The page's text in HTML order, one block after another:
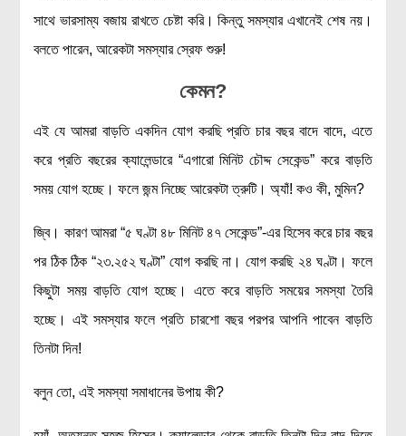
সাথে ভারসাম্য বজায় রাখতে চেষ্টা করি। কিন্তু সমস্যার এখানেই শেষ নয়।
বলতে পারেন, আরেকটা সমস্যার স্রেফ শুরু!
কেমন?
এই যে আমরা বাড়তি একদিন যোগ করছি প্রতি চার বছর বাদে বাদে, এতে
করে প্রতি বছরের ক্যালেন্ডারে “এগারো মিনিট চৌদ্দ সেকেন্ড” করে বাড়তি
সময় যোগ হচ্ছে। ফলে জন্ম নিচ্ছে আরেকটা ত্রুটি। অ্যাঁ! কও কী, মুমিন?
জ্বি। কারণ আমরা “৫ ঘণ্টা ৪৮ মিনিট ৪৭ সেকেন্ড”-এর হিসেব করে চার বছর
পর ঠিক ঠিক “২৩.২৫২ ঘণ্টা” যোগ করছি না। যোগ করছি ২৪ ঘণ্টা। ফলে
কিছুটা সময় বাড়তি যোগ হচ্ছে। এতে করে বাড়তি সময়ের সমস্যা তৈরি
হচ্ছে। এই সমস্যার ফলে প্রতি চারশো বছর পরপর আপনি পাবেন বাড়তি
তিনটা দিন!
বলুন তো, এই সমস্যা সমাধানের উপায় কী?